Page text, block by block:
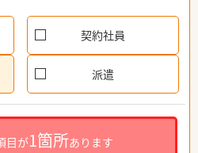
契約社員
派遣
目が1箇所あります